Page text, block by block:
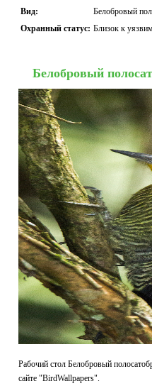
Вид:
Белобровый
Охранный статус: Близок к
Белобровый
Рабочий стол Белобровый
сайте "BirdWallpapers".